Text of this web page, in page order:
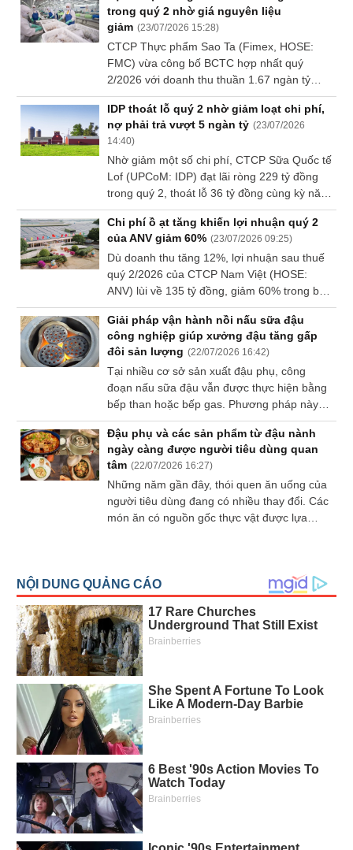
xuất khẩu tăng mạnh và đóng góp tích cực
từ các công ty thành viên.
trong quý 2 nhờ giá nguyên liệu
giảm (23/07/2026 15:28)
CTCP Thực phẩm Sao Ta (Fimex, HOSE:
FMC) vừa công bố BCTC hợp nhất quý
2/2026 với doanh thu thuần 1.67 ngàn tỷ
đồng, giảm 11% so với cùng kỳ năm trước.
Tuy nhiên, lợi nhuận ròng tăng đến 92%, chủ
yếu nhờ giá nguyên liệu giảm và quyết toán
vụ nuôi thu hoạch trong quý có hiệu quả tốt.
IDP thoát lỗ quý 2 nhờ giảm loạt chi phí,
nợ phải trả vượt 5 ngàn tỷ (23/07/2026
14:40)
Nhờ giảm một số chi phí, CTCP Sữa Quốc tế
Lof (UPCoM: IDP) đạt lãi ròng 229 tỷ đồng
trong quý 2, thoát lỗ 36 tỷ đồng cùng kỳ năm
2025.
Chi phí ồ ạt tăng khiến lợi nhuận quý 2
của ANV giảm 60% (23/07/2026 09:25)
Dù doanh thu tăng 12%, lợi nhuận sau thuế
quý 2/2026 của CTCP Nam Việt (HOSE:
ANV) lùi về 135 tỷ đồng, giảm 60% trong bối
cảnh giá vốn hàng bán tăng.
Giải pháp vận hành nồi nấu sữa đậu
công nghiệp giúp xưởng đậu tăng gấp
đôi sản lượng (22/07/2026 16:42)
Tại nhiều cơ sở sản xuất đậu phụ, công
đoạn nấu sữa đậu vẫn được thực hiện bằng
bếp than hoặc bếp gas. Phương pháp này
không chỉ mất nhiều thời gian nhóm bếp,
điều chỉnh nhiệt mà còn đòi hỏi người vận
hành phải liên tục khuấy đảo để hạn chế
cháy khét.
Đậu phụ và các sản phẩm từ đậu nành
ngày càng được người tiêu dùng quan
tâm (22/07/2026 16:27)
Những năm gần đây, thói quen ăn uống của
người tiêu dùng đang có nhiều thay đổi. Các
món ăn có nguồn gốc thực vật được lựa
vốn quen thuộc trong bữa ăn hằng ngày tiếp
tục duy trì sức tiêu thụ ổn định, mở ra thêm
cơ hội cho các cơ sở sản xuất và kinh doanh
thực phẩm.